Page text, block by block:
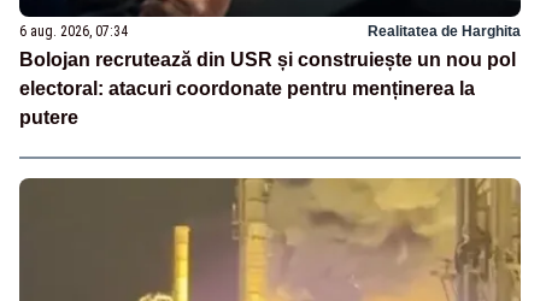
6 aug. 2026, 07:34 Realitatea de Harghita
Bolojan recrutează din USR și construiește un nou pol
electoral: atacuri coordonate pentru menținerea la
putere